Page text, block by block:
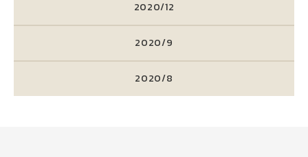
2020/12
2020/9
2020/8